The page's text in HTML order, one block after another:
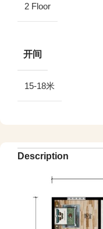
2 Floor
开间
15-18米
Description